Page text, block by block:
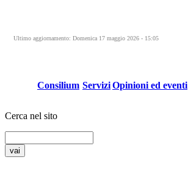
Ultimo aggiornamento: Domenica 17 maggio 2026 - 15:05
Consilium ServiziOpinioni ed eventi
Cerca nel sito